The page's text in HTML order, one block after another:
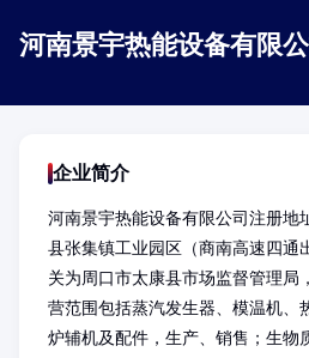
河南景宇热能设备有限公
企业简介
河南景宇热能设备有限公司注册地
县张集镇工业园区（商南高速四通
关为周口市太康县市场监督管理局
营范围包括蒸汽发生器、模温机、
炉辅机及配件，生产、销售；生物